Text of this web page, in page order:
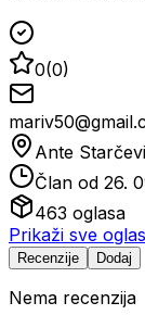
0(0)
Ante
Član od 26.
463 oglasa
Prikaži sve
Recenzije Dodaj
Nema recenzija